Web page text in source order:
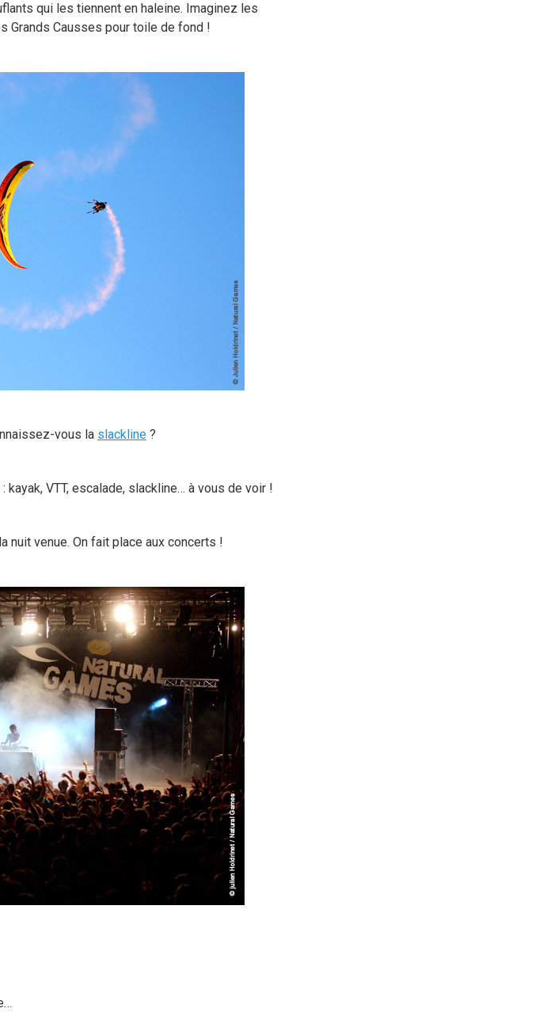
qui les tiennent en haleine. Imaginez les
Grands Causses pour toile de fond !
vous la slackline ?
VTT, escalade, slackline… à vous de voir !
nuit venue. On fait place aux concerts !